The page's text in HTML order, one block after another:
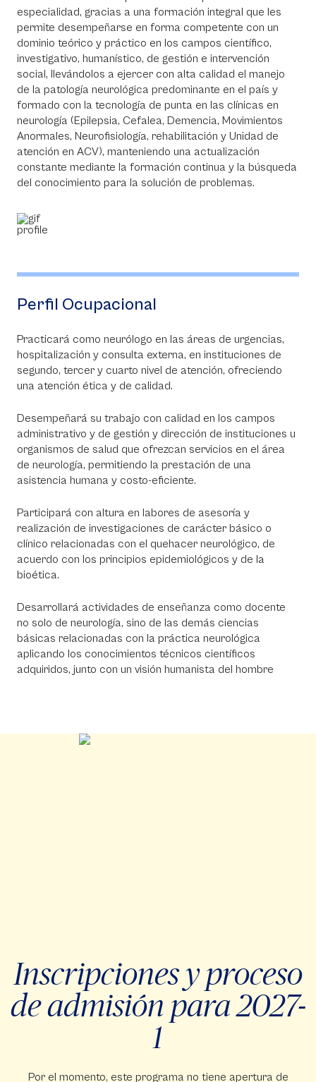
especialidad, gracias a una formación integral que les
permite desempeñarse en forma competente con un
dominio teórico y práctico en los campos científico,
investigativo, humanístico, de gestión e intervención
social, llevándolos a ejercer con alta calidad el manejo
de la patología neurológica predominante en el país y
formado con la tecnología de punta en las clínicas en
neurología (Epilepsia, Cefalea, Demencia, Movimientos
Anormales, Neurofisiología, rehabilitación y Unidad de
atención en ACV), manteniendo una actualización
constante mediante la formación continua y la búsqueda
del conocimiento para la solución de problemas.
Perfil Ocupacional
Practicará como neurólogo en las áreas de urgencias,
hospitalización y consulta externa, en instituciones de
segundo, tercer y cuarto nivel de atención, ofreciendo
una atención ética y de calidad.
Desempeñará su trabajo con calidad en los campos
administrativo y de gestión y dirección de instituciones u
organismos de salud que ofrezcan servicios en el área
de neurología, permitiendo la prestación de una
asistencia humana y costo-eficiente.
Participará con altura en labores de asesoría y
realización de investigaciones de carácter básico o
clínico relacionadas con el quehacer neurológico, de
acuerdo con los principios epidemiológicos y de la
bioética.
Desarrollará actividades de enseñanza como docente
no solo de neurología, sino de las demás ciencias
básicas relacionadas con la práctica neurológica
aplicando los conocimientos técnicos científicos
adquiridos, junto con un visión humanista del hombre
Inscripciones y proceso
de admisión para 2027-
1
Por el momento, este programa no tiene apertura de